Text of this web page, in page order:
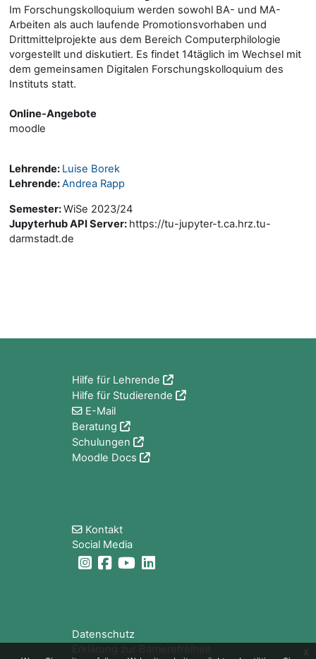
x
Im Forschungskolloquium werden sowohl BA- und MA-
Arbeiten als auch laufende Promotionsvorhaben und
Drittmittelprojekte aus dem Bereich Computerphilologie
vorgestellt und diskutiert. Es findet 14täglich im Wechsel mit
dem gemeinsamen Digitalen Forschungskolloquium des
Instituts statt.
Online-Angebote
moodle
Lehrende: Luise Borek
Lehrende:Andrea Rapp
Semester:WiSe 2023/24
Jupyterhub API Server: https://tu-jupyter-t.ca.hrz.tu-
darmstadt.de
Hilfe für Lehrende
Hilfe für Studierende
E-Mail
Beratung
Schulungen
Moodle Docs
Kontakt
Social Media
Datenschutz